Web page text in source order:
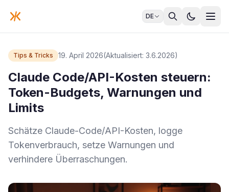
DE
Tips & Tricks 19. April 2026(Aktualisiert: 3.6.2026)
Claude Code/API-Kosten steuern:
Token-Budgets, Warnungen und
Limits
Schätze Claude-Code/API-Kosten, logge
Tokenverbrauch, setze Warnungen und
verhindere Überraschungen.